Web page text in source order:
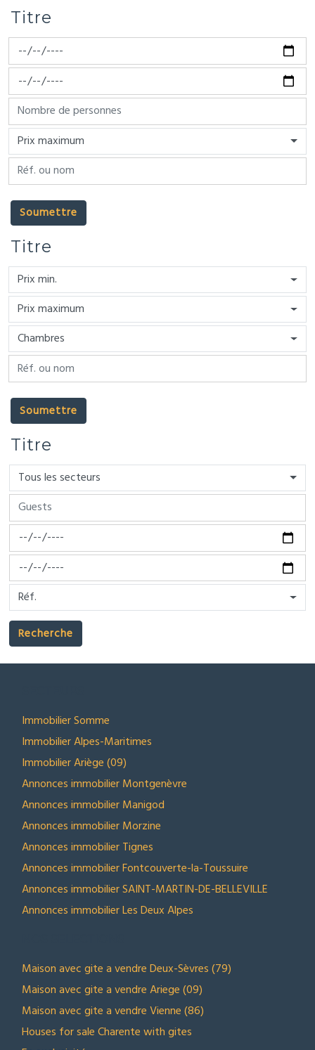
Titre
Prix maximum
Soumettre
Titre
Prix min.
Prix maximum
Chambres
Soumettre
Titre
Tous les secteurs
Réf.
Recherche
Immobilier Somme
Immobilier Alpes-Maritimes
Immobilier Ariège (09)
Annonces immobilier Montgenèvre
Annonces immobilier Manigod
Annonces immobilier Morzine
Annonces immobilier Tignes
Annonces immobilier Fontcouverte-la-Toussuire
Annonces immobilier SAINT-MARTIN-DE-BELLEVILLE
Annonces immobilier Les Deux Alpes
Maison avec gite a vendre Deux-Sèvres (79)
Maison avec gite a vendre Ariege (09)
Maison avec gite a vendre Vienne (86)
Houses for sale Charente with gites